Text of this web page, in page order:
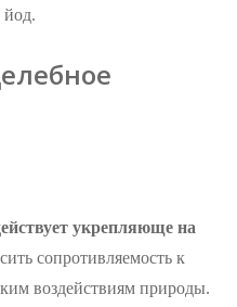
йод.
укрепляюще на
сопротивляемость к
воздействиям природы.